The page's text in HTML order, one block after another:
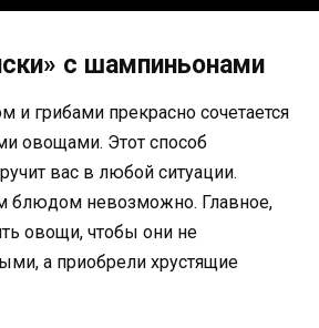
с шампиньонами
и грибами прекрасно сочетается
овощами. Этот способ
вас в любой ситуации.
блюдом невозможно. Главное,
овощи, чтобы они не
а приобрели хрустящие